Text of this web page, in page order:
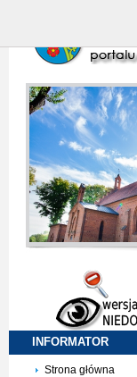
INFORMATOR
Strona główna